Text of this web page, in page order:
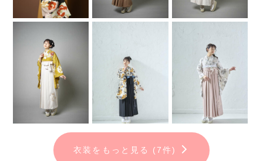
お日にちがわからないと衣裳のご契約ができません。ご注意ください
ＰＬＵＭならたくさんの衣装からお気に入りの1枚が見つかる！！
しかも、フルセットレンタルの方には併設のフォトスタジオで前撮り
袴単品でのレンタル・フルセットのレンタルなどお客様のご要望に合
わせてセットは変更可能。もちろん、着物と袴のコーディネートは自
衣装をもっと見る (7件)